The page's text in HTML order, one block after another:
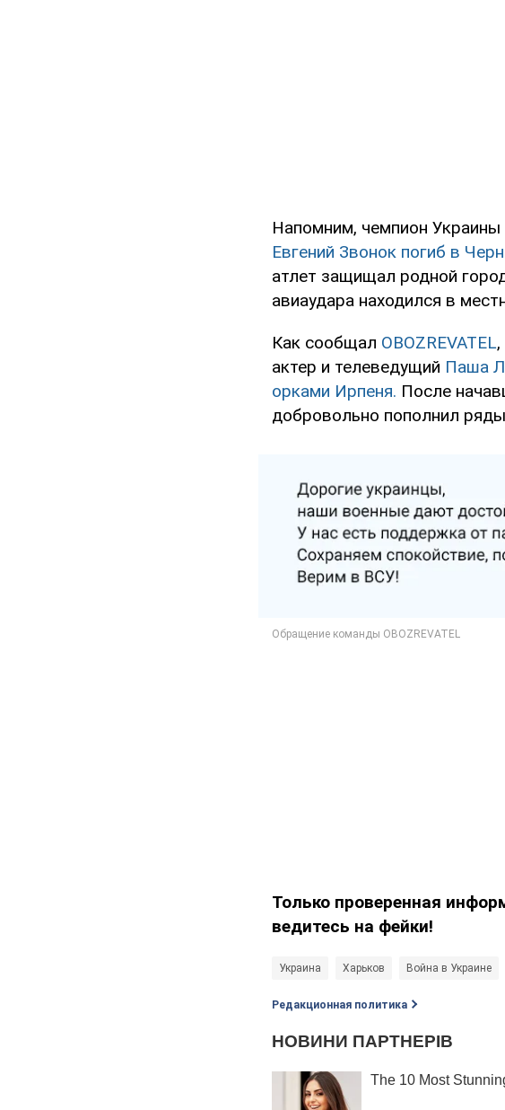
Напомним, чемпион Украины
Евгений Звонок погиб в
атлет защищал родной
авиаудара находился в
Как сообщал OBOZREVATEL
актер и телеведущий Паша
орками Ирпеня. После
добровольно пополнил
Только проверенная
ведитесь на фейки!
Украина Харьков Война в Украине
Редакционная политика